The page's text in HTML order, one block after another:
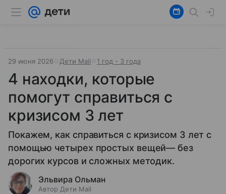
29 июня 2026 Дети Mail 1 год - 3 года
4 находки, которые
помогут справиться с
кризисом 3 лет
Покажем, как справиться с кризисом 3 лет с
помощью четырех простых вещей— без
дорогих курсов и сложных методик.
Эльвира Ольман
Автор Дети Mail